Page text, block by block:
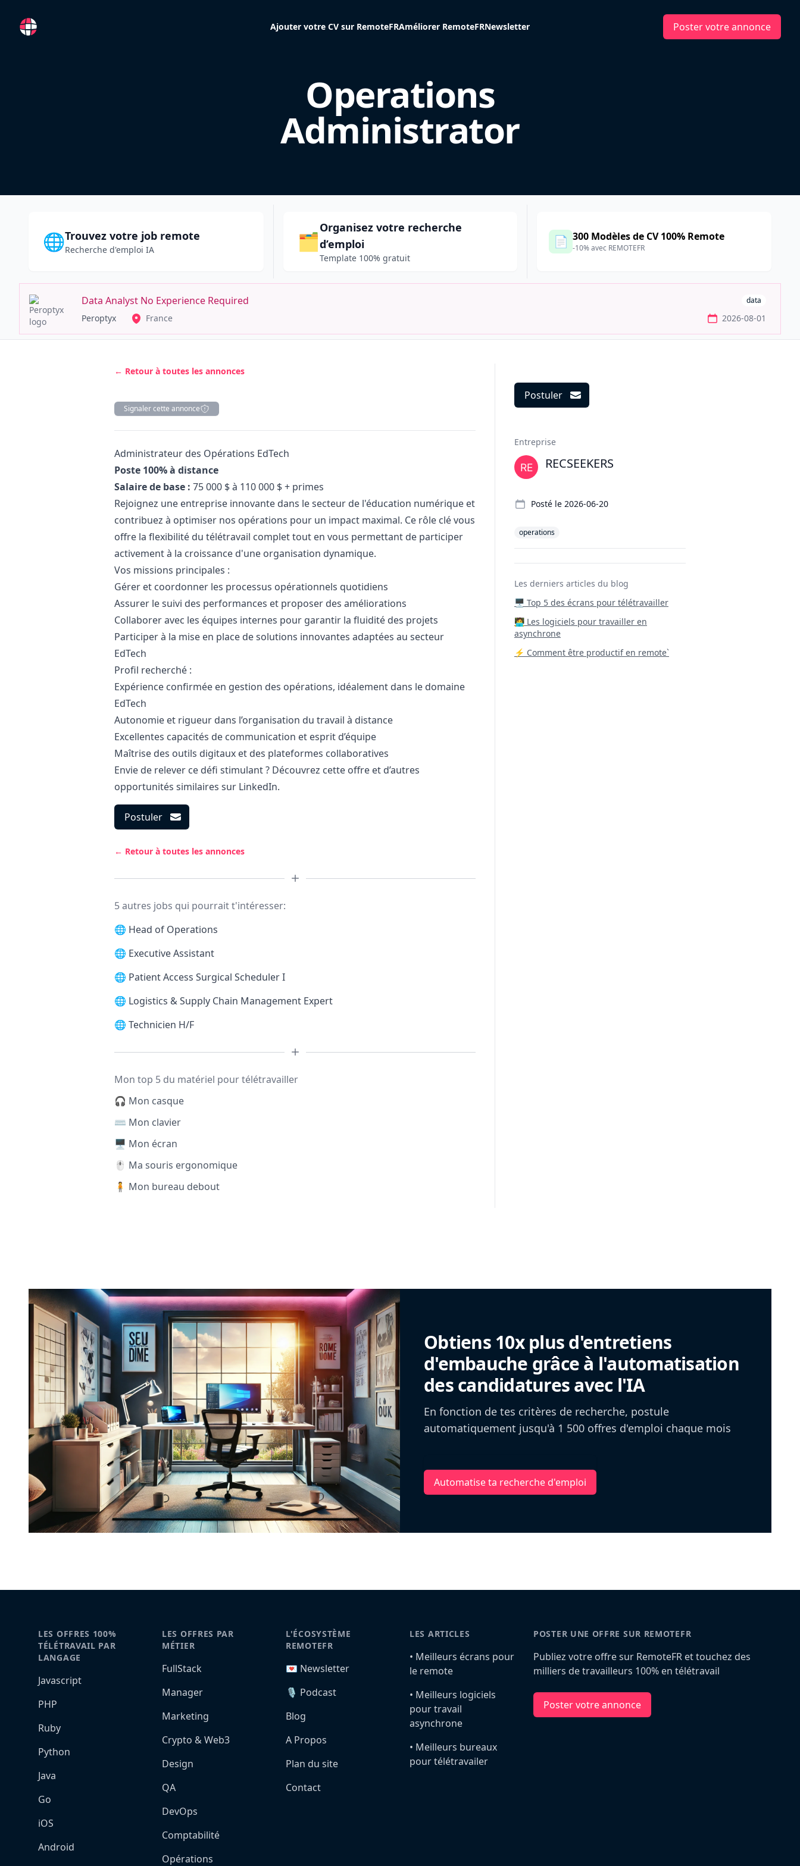
RemoteFR Ajouter votre CV sur RemoteFRAméliorer RemoteFRNewsletter Poster votre annonce
Operations
Administrator
🌐Trouvez votre job remote
Recherche d'emploi IA 🗂️
Organisez votre recherche
d’emploi
Template 100% gratuit
📄 300 Modèles de CV 100% Remote
-10% avec REMOTEFR
Data Analyst No Experience Required data
Peroptyx France 2026-08-01
← Retour à toutes les annonces
Signaler cette annonce
Description
Administrateur des Opérations EdTech
Poste 100% à distance
Salaire de base : 75 000 $ à 110 000 $ + primes
Rejoignez une entreprise innovante dans le secteur de l'éducation numérique et
contribuez à optimiser nos opérations pour un impact maximal. Ce rôle clé vous
offre la flexibilité du télétravail complet tout en vous permettant de participer
activement à la croissance d'une organisation dynamique.
Vos missions principales :
Gérer et coordonner les processus opérationnels quotidiens
Assurer le suivi des performances et proposer des améliorations
Collaborer avec les équipes internes pour garantir la fluidité des projets
Participer à la mise en place de solutions innovantes adaptées au secteur
EdTech
Profil recherché :
Expérience confirmée en gestion des opérations, idéalement dans le domaine
EdTech
Autonomie et rigueur dans l’organisation du travail à distance
Excellentes capacités de communication et esprit d’équipe
Maîtrise des outils digitaux et des plateformes collaboratives
Envie de relever ce défi stimulant ? Découvrez cette offre et d’autres
opportunités similaires sur LinkedIn.
Postuler
← Retour à toutes les annonces
5 autres jobs qui pourrait t'intéresser:
🌐 Head of Operations
🌐 Executive Assistant
🌐 Patient Access Surgical Scheduler I
🌐 Logistics & Supply Chain Management Expert
🌐 Technicien H/F
Mon top 5 du matériel pour télétravailler
🎧 Mon casque
⌨️ Mon clavier
🖥️ Mon écran
🖱️ Ma souris ergonomique
🧍 Mon bureau debout
Postuler
Entreprise
RECSEEKERS
Posté le 2026-06-20
operations
Les derniers articles du blog
🖥️ Top 5 des écrans pour télétravailler
‍🧑‍💻 Les logiciels pour travailler en
asynchrone
⚡ Comment être productif en remote`
Obtiens 10x plus d'entretiens
d'embauche grâce à l'automatisation
des candidatures avec l'IA
En fonction de tes critères de recherche, postule
automatiquement jusqu'à 1 500 offres d'emploi chaque mois
Automatise ta recherche d'emploi
LES OFFRES 100%
TÉLÉTRAVAIL PAR
LANGAGE
Javascript
PHP
Ruby
Python
Java
Go
iOS
Android
LES OFFRES PAR
MÉTIER
FullStack
Manager
Marketing
Crypto & Web3
Design
QA
DevOps
Comptabilité
Opérations
L'ÉCOSYSTÈME
REMOTEFR
💌 Newsletter
🎙️ Podcast
Blog
A Propos
Plan du site
Contact
LES ARTICLES
•️ Meilleurs écrans pour
le remote
•️ Meilleurs logiciels
pour travail
asynchrone
•️ Meilleurs bureaux
pour télétravailer
POSTER UNE OFFRE SUR REMOTEFR
Publiez votre offre sur RemoteFR et touchez des
milliers de travailleurs 100% en télétravail
Poster votre annonce